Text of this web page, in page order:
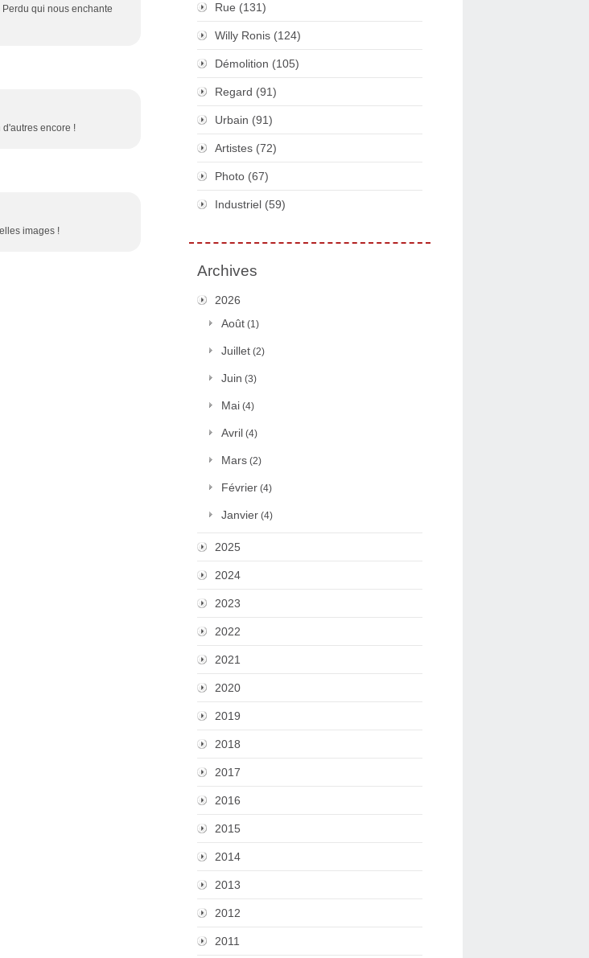
qui nous enchante
encore !
images !
Rue (131)
Willy Ronis (124)
Démolition (105)
Regard (91)
Urbain (91)
Artistes (72)
Photo (67)
Industriel (59)
Archives
2026
Août (1)
Juillet (2)
Juin (3)
Mai (4)
Avril (4)
Mars (2)
Février (4)
Janvier (4)
2025
2024
2023
2022
2021
2020
2019
2018
2017
2016
2015
2014
2013
2012
2011